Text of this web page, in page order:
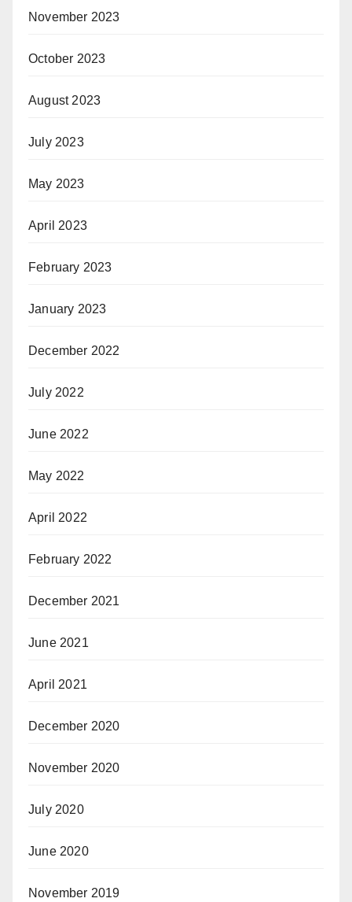
November 2023
October 2023
August 2023
July 2023
May 2023
April 2023
February 2023
January 2023
December 2022
July 2022
June 2022
May 2022
April 2022
February 2022
December 2021
June 2021
April 2021
December 2020
November 2020
July 2020
June 2020
November 2019